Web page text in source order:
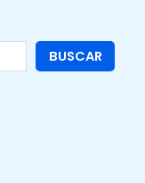
BUSCAR